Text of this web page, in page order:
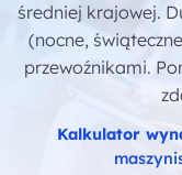
średniej krajowej.
(nocne,
przewoźnikami.
Kalkulator